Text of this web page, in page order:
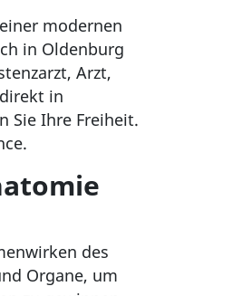
modernen
in Oldenburg
Arzt,
in
Sie Ihre Freiheit.
des
Organe, um